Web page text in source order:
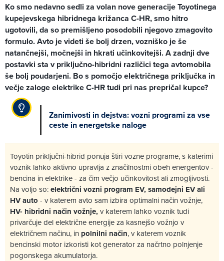
Ko smo nedavno sedli za volan nove generacije Toyotinega
kupejevskega hibridnega križanca C-HR, smo hitro
ugotovili, da so premišljeno posodobili njegovo zmagovito
formulo. Avto je videti še bolj drzen, vozniško je še
natančnejši, močnejši in hkrati učinkovitejši. A zadnji dve
postavki sta v priključno-hibridni različici tega avtomobila
še bolj poudarjeni. Bo s pomočjo električnega priključka in
večje zaloge elektrike C-HR tudi pri nas prepričal kupce?
Zanimivosti in dejstva: vozni programi za vse
ceste in energetske naloge
Toyotin priključni-hibrid ponuja štiri vozne programe, s katerimi
voznik lahko aktivno upravlja z značilnostmi obeh energentov -
bencina in elektrike - za čim večjo učinkovitost ali zmogljivosti.
Na voljo so:električni vozni program EV, samodejni EV ali
HV auto - v katerem avto sam izbira optimalni način vožnje,
HV- hibridni način vožnje,v katerem lahko voznik tudi
privarčuje del električne energije za kasnejšo vožnjo v
električnem načinu, in polnilni način, v katerem voznik
bencinski motor izkoristi kot generator za načrtno polnjenje
pogonskega akumulatorja.